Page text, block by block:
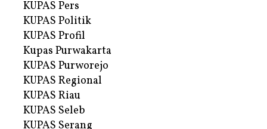
KUPAS Pers
KUPAS Politik
KUPAS Profil
Kupas Purwakarta
KUPAS Purworejo
KUPAS Regional
KUPAS Riau
KUPAS Seleb
KUPAS Serang